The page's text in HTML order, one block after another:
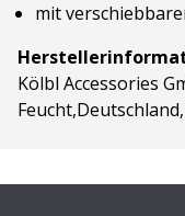
mit
Kölbl Accessories